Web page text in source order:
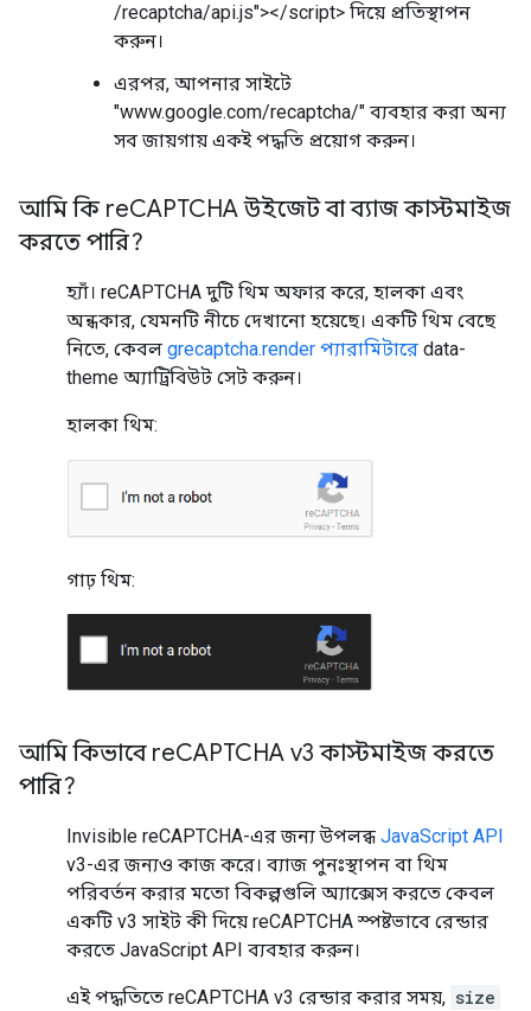
/recaptcha/api.js"></script> দিয়ে প্রতিস্থাপন
করুন।
এরপর, আপনার সাইটে
"www.google.com/recaptcha/" ব্যবহার করা অন্য
সব জায়গায় একই পদ্ধতি প্রয়োগ করুন।
আমি কি reCAPTCHA উইজেট বা ব্যাজ কাস্টমাইজ
করতে পারি?
হ্যাঁ। reCAPTCHA দুটি থিম অফার করে, হালকা এবং
অন্ধকার, যেমনটি নীচে দেখানো হয়েছে। একটি থিম বেছে
নিতে, কেবল grecaptcha.render প্যারামিটারে data-
theme অ্যাট্রিবিউট সেট করুন।
হালকা থিম:
গাঢ় থিম:
আমি কিভাবে reCAPTCHA v3 কাস্টমাইজ করতে
পারি?
Invisible reCAPTCHA-এর জন্য উপলব্ধ JavaScript API
v3-এর জন্যও কাজ করে। ব্যাজ পুনঃস্থাপন বা থিম
পরিবর্তন করার মতো বিকল্পগুলি অ্যাক্সেস করতে কেবল
একটি v3 সাইট কী দিয়ে reCAPTCHA স্পষ্টভাবে রেন্ডার
করতে JavaScript API ব্যবহার করুন।
এই পদ্ধতিতে reCAPTCHA v3 রেন্ডার করার সময়, size